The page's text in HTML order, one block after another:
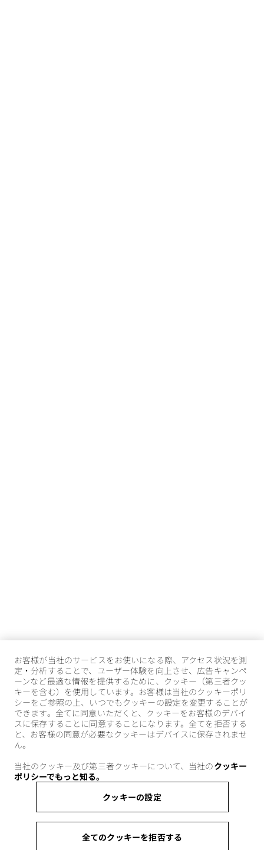
お客様が当社のサービスをお使いになる際、アクセス状況を測
定・分析することで、ユーザー体験を向上させ、広告キャンペ
ーンなど最適な情報を提供するために、クッキー（第三者クッ
キーを含む）を使用しています。お客様は当社のクッキーポリ
シーをご参照の上、いつでもクッキーの設定を変更することが
できます。全てに同意いただくと、クッキーをお客様のデバイ
スに保存することに同意することになります。全てを拒否する
と、お客様の同意が必要なクッキーはデバイスに保存されませ
ん。
当社のクッキー及び第三者クッキーについて、当社のクッキー
ポリシーでもっと知る。
クッキーの設定
全てのクッキーを拒否する